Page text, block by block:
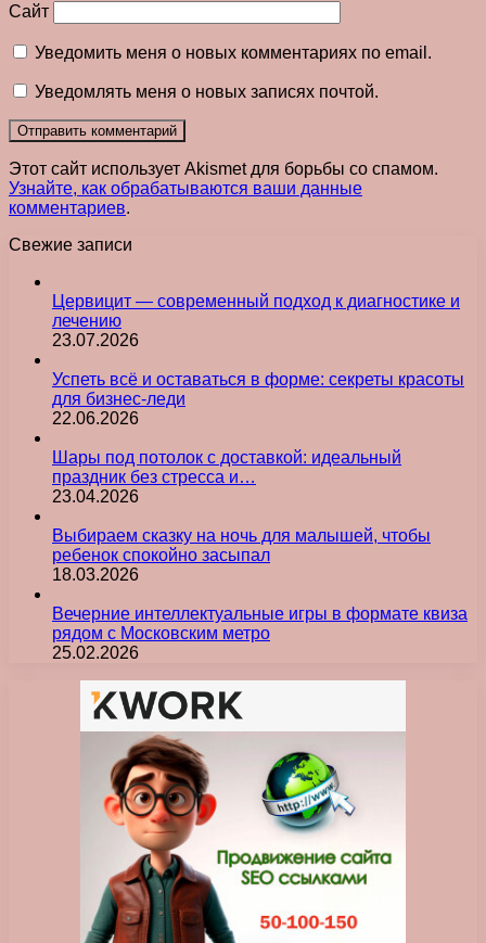
Сайт
Уведомить меня о новых комментариях по email.
Уведомлять меня о новых записях почтой.
Этот сайт использует Akismet для борьбы со спамом.
Узнайте, как обрабатываются ваши данные
комментариев.
Свежие записи
Цервицит — современный подход к диагностике и
лечению
23.07.2026
Успеть всё и оставаться в форме: секреты красоты
для бизнес-леди
22.06.2026
Шары под потолок с доставкой: идеальный
праздник без стресса и…
23.04.2026
Выбираем сказку на ночь для малышей, чтобы
ребенок спокойно засыпал
18.03.2026
Вечерние интеллектуальные игры в формате квиза
рядом с Московским метро
25.02.2026